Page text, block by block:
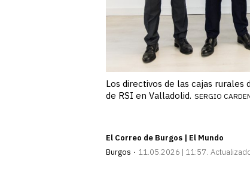
Los directivos de las cajas
de RSI en Valladolid. SERGIO
El Correo de Burgos | El Mundo
Burgos
11.05.2026 | 11:57